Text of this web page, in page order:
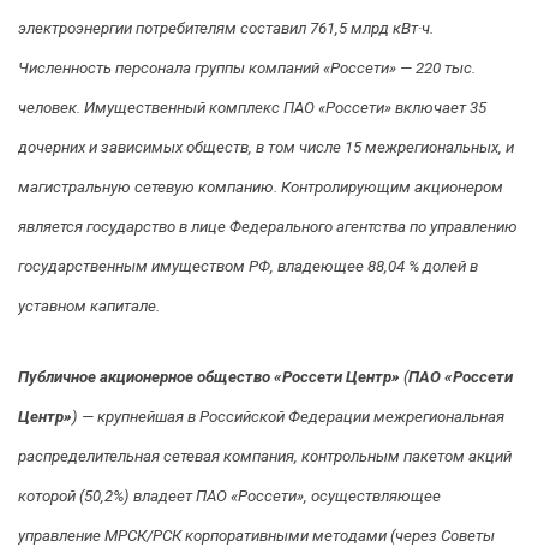
электроэнергии потребителям составил 761,5 млрд кВт·ч.
Численность персонала группы компаний «Россети» — 220 тыс.
человек. Имущественный комплекс ПАО «Россети» включает 35
дочерних и зависимых обществ, в том числе 15 межрегиональных, и
магистральную сетевую компанию. Контролирующим акционером
является государство в лице Федерального агентства по управлению
государственным имуществом РФ, владеющее 88,04 % долей в
уставном капитале.
Публичное акционерное общество «Россети Центр» (ПАО «Россети
Центр») — крупнейшая в Российской Федерации межрегиональная
распределительная сетевая компания, контрольным пакетом акций
которой (50,2%) владеет ПАО «Россети», осуществляющее
управление МРСК/РСК корпоративными методами (через Советы